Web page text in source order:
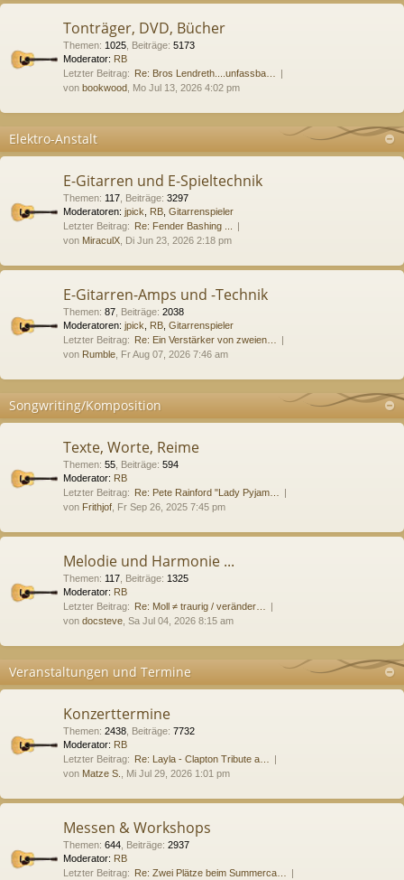
Tonträger, DVD, Bücher
Themen: 1025 Beiträge: 5173
Moderator: RB
Letzter Beitrag: Re: Bros Lendreth....unfassba…
von bookwood , Mo Jul 13, 2026 4:02 pm
Elektro-Anstalt
E-Gitarren und E-Spieltechnik
Themen: 117 Beiträge: 3297
Moderatoren: jpick RB Gitarrenspieler
Letzter Beitrag: Re: Fender Bashing ...
von MiraculX , Di Jun 23, 2026 2:18 pm
E-Gitarren-Amps und -Technik
Themen: 87 Beiträge: 2038
Moderatoren: jpick RB Gitarrenspieler
Letzter Beitrag: Re: Ein Verstärker von zweien…
von Rumble , Fr Aug 07, 2026 7:46 am
Songwriting/Komposition
Texte, Worte, Reime
Themen: 55 Beiträge: 594
Moderator: RB
Letzter Beitrag: Re: Pete Rainford "Lady Pyjam…
von Frithjof , Fr Sep 26, 2025 7:45 pm
Melodie und Harmonie ...
Themen: 117 Beiträge: 1325
Moderator: RB
Letzter Beitrag: Re: Moll ≠ traurig / veränder…
von docsteve , Sa Jul 04, 2026 8:15 am
Veranstaltungen und Termine
Konzerttermine
Themen: 2438 Beiträge: 7732
Moderator: RB
Letzter Beitrag: Re: Layla - Clapton Tribute a…
von Matze S. , Mi Jul 29, 2026 1:01 pm
Messen & Workshops
Themen: 644 Beiträge: 2937
Moderator: RB
Letzter Beitrag: Re: Zwei Plätze beim Summerca…